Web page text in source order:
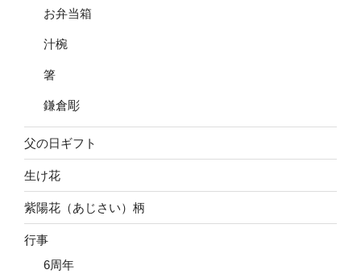
お弁当箱
汁椀
箸
鎌倉彫
父の日ギフト
生け花
紫陽花（あじさい）柄
行事
6周年